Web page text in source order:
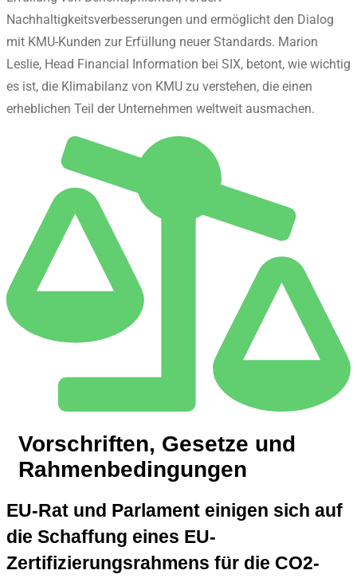
Nachhaltigkeitsverbesserungen und ermöglicht den Dialog
mit KMU-Kunden zur Erfüllung neuer Standards. Marion
Leslie, Head Financial Information bei SIX, betont, wie wichtig
es ist, die Klimabilanz von KMU zu verstehen, die einen
erheblichen Teil der Unternehmen weltweit ausmachen.
Vorschriften, Gesetze und
Rahmenbedingungen
EU-Rat und Parlament einigen sich auf
die Schaffung eines EU-
Zertifizierungsrahmens für die CO2-